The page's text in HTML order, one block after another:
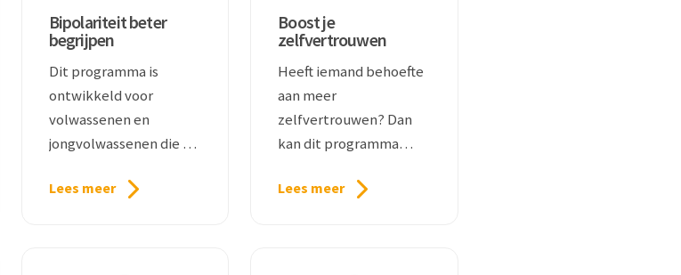
Bipolariteit beter
begrijpen
Dit programma is
ontwikkeld voor
volwassenen en
jongvolwassenen die de
stoornis hebben
Lees meer
Boost je
zelfvertrouwen
Heeft iemand behoefte
aan meer
zelfvertrouwen? Dan
kan dit programma
Lees meer